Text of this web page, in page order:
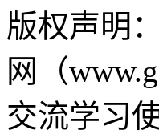
版权声明：
网（
交流学习